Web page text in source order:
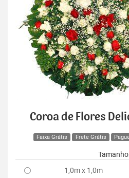
Coroa de Flores
Faixa Grátis Frete Grátis
1,0m x 1,0m